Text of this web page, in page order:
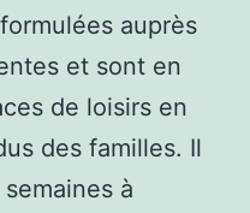
auprès
et sont en
de loisirs en
des familles. Il
à